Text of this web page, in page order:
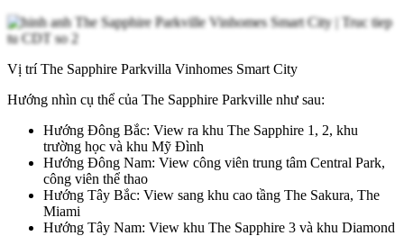
Vị trí The Sapphire Parkvilla Vinhomes Smart City
Hướng nhìn cụ thể của The Sapphire Parkville như sau:
Hướng Đông Bắc: View ra khu The Sapphire 1, 2, khu
trường học và khu Mỹ Đình
Hướng Đông Nam: View công viên trung tâm Central Park,
công viên thể thao
Hướng Tây Bắc: View sang khu cao tầng The Sakura, The
Miami
Hướng Tây Nam: View khu The Sapphire 3 và khu Diamond